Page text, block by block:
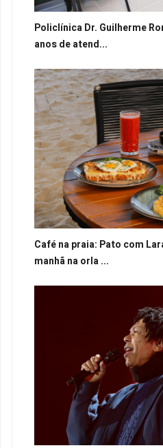
Policlínica Dr. Guilherme
anos de atend...
Café na praia: Pato com
manhã na orla ...